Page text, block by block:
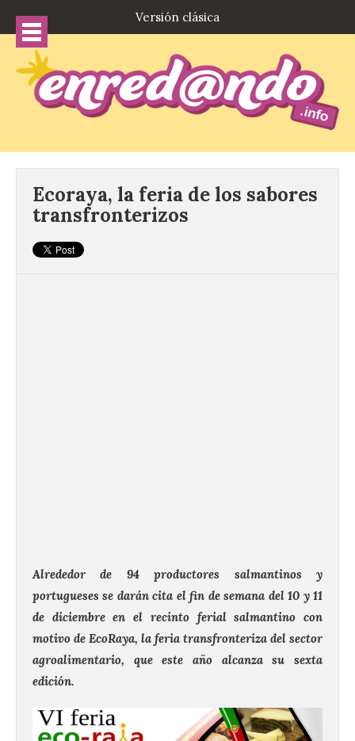
Versión clásica
Ecoraya, la feria de los sabores
transfronterizos
Alrededor de 94 productores salmantinos y
portugueses se darán cita el fin de semana del 10 y 11
de diciembre en el recinto ferial salmantino con
motivo de EcoRaya, la feria transfronteriza del sector
agroalimentario, que este año alcanza su sexta
edición.